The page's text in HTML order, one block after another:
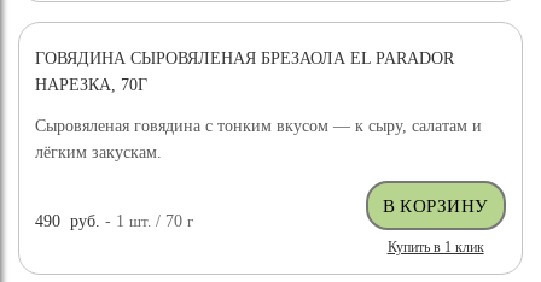
ГОВЯДИНА СЫРОВЯЛЕНАЯ БРЕЗАОЛА EL PARADOR
НАРЕЗКА, 70Г
Сыровяленая говядина с тонким вкусом — к сыру, салатам и
лёгким закускам.
490 руб. - 1шт. / 70г
Купить в 1 клик